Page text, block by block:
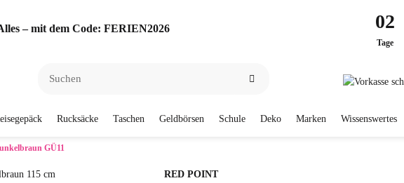
– mit dem Code: FERIEN2026 02
Tage
Rucksäcke Taschen Geldbörsen Schule Deko Marken Wissenswertes
GÜ11
RED POINT